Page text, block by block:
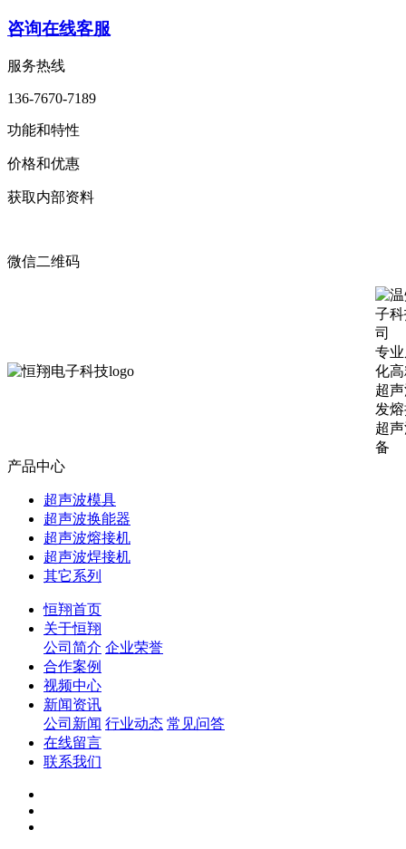
咨询在线客服
服务热线
136-7670-7189
功能和特性
价格和优惠
获取内部资料
微信二维码
专
化
超
发
超
备
产品中心
超声波模具
超声波换能器
超声波熔接机
超声波焊接机
其它系列
恒翔首页
关于恒翔
公司简介 企业荣誉
合作案例
视频中心
新闻资讯
公司新闻 行业动态 常见问答
在线留言
联系我们